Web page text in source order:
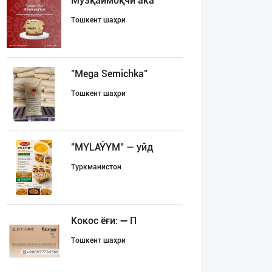
Тошкент шаҳри
"Mega Semichka"
Тошкент шаҳри
"MYLAÝYM" — уйд
Туркманистон
Кокос ёғи: ➖ П
Тошкент шаҳри